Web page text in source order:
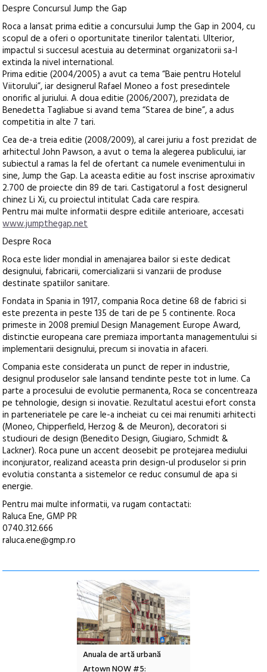
Despre Concursul Jump the Gap
Roca a lansat prima editie a concursului Jump the Gap in 2004, cu
scopul de a oferi o oportunitate tinerilor talentati. Ulterior,
impactul si succesul acestuia au determinat organizatorii sa-l
extinda la nivel international.
Prima editie (2004/2005) a avut ca tema “Baie pentru Hotelul
Viitorului”, iar designerul Rafael Moneo a fost presedintele
onorific al juriului. A doua editie (2006/2007), prezidata de
Benedetta Tagliabue si avand tema “Starea de bine”, a adus
competitia in alte 7 tari.
Cea de-a treia editie (2008/2009), al carei juriu a fost prezidat de
arhitectul John Pawson, a avut o tema la alegerea publicului, iar
subiectul a ramas la fel de ofertant ca numele evenimentului in
sine, Jump the Gap. La aceasta editie au fost inscrise aproximativ
2.700 de proiecte din 89 de tari. Castigatorul a fost designerul
chinez Li Xi, cu proiectul intitulat Cada care respira.
Pentru mai multe informatii despre editiile anterioare, accesati
www.jumpthegap.net
Despre Roca
Roca este lider mondial in amenajarea bailor si este dedicat
designului, fabricarii, comercializarii si vanzarii de produse
destinate spatiilor sanitare.
Fondata in Spania in 1917, compania Roca detine 68 de fabrici si
este prezenta in peste 135 de tari de pe 5 continente. Roca
primeste in 2008 premiul Design Management Europe Award,
distinctie europeana care premiaza importanta managementului si
implementarii designului, precum si inovatia in afaceri.
Compania este considerata un punct de reper in industrie,
designul produselor sale lansand tendinte peste tot in lume. Ca
parte a procesului de evolutie permanenta, Roca se concentreaza
pe tehnologie, design si inovatie. Rezultatul acestui efort consta
in parteneriatele pe care le-a incheiat cu cei mai renumiti arhitecti
(Moneo, Chipperfield, Herzog & de Meuron), decoratori si
studiouri de design (Benedito Design, Giugiaro, Schmidt &
Lackner). Roca pune un accent deosebit pe protejarea mediului
inconjurator, realizand aceasta prin design-ul produselor si prin
evolutia constanta a sistemelor ce reduc consumul de apa si
energie.
Pentru mai multe informatii, va rugam contactati:
Raluca Ene, GMP PR
0740.312.666
raluca.ene@gmp.ro
Anuala de artă urbană